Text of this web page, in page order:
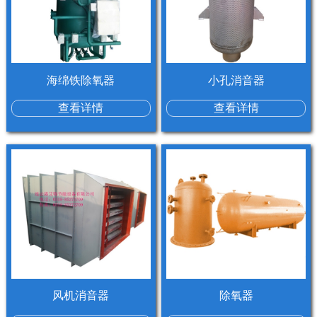
海绵铁除氧器
查看详情
小孔消音器
查看详情
风机消音器 除氧器